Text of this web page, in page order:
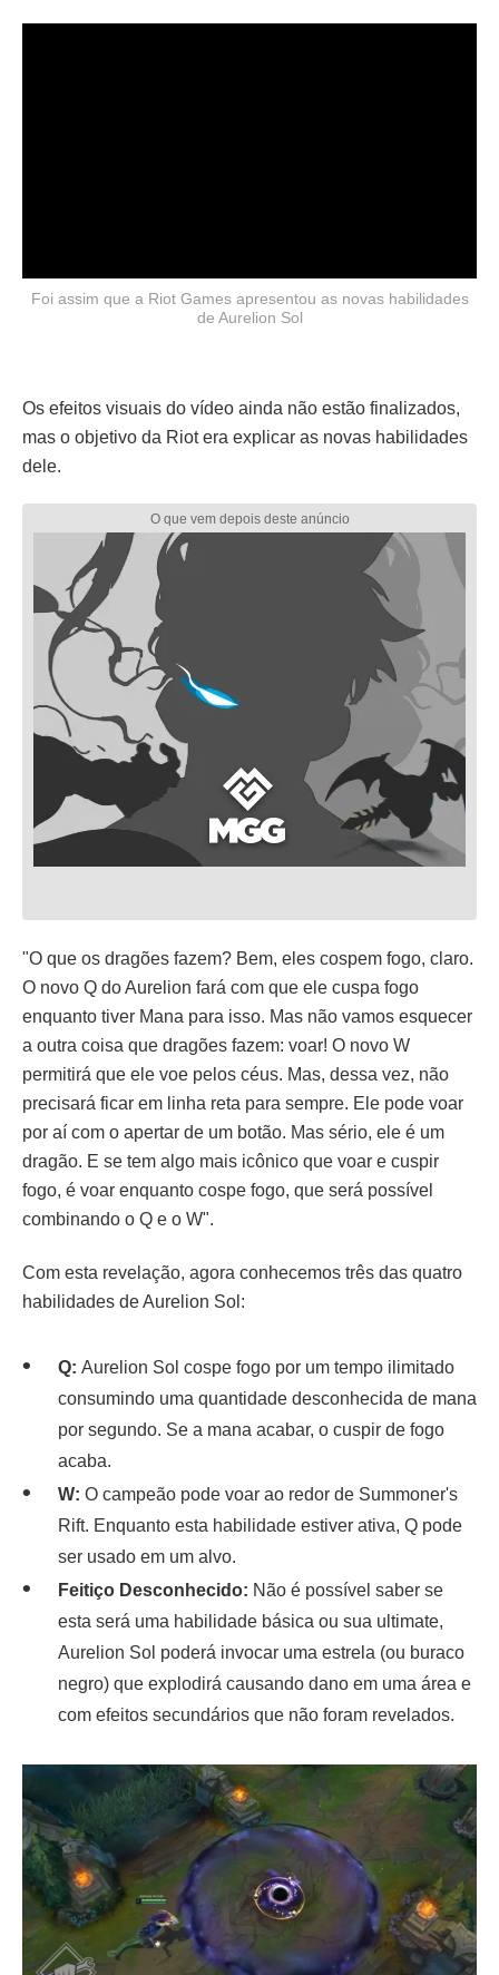
Foi assim que a Riot Games apresentou as novas habilidades
de Aurelion Sol
Os efeitos visuais do vídeo ainda não estão finalizados,
mas o objetivo da Riot era explicar as novas habilidades
dele.
"O que os dragões fazem? Bem, eles cospem fogo, claro.
O novo Q do Aurelion fará com que ele cuspa fogo
enquanto tiver Mana para isso. Mas não vamos esquecer
a outra coisa que dragões fazem: voar! O novo W
permitirá que ele voe pelos céus. Mas, dessa vez, não
precisará ficar em linha reta para sempre. Ele pode voar
por aí com o apertar de um botão. Mas sério, ele é um
dragão. E se tem algo mais icônico que voar e cuspir
fogo, é voar enquanto cospe fogo, que será possível
combinando o Q e o W".
Com esta revelação, agora conhecemos três das quatro
habilidades de Aurelion Sol:
Q: Aurelion Sol cospe fogo por um tempo ilimitado
consumindo uma quantidade desconhecida de mana
por segundo. Se a mana acabar, o cuspir de fogo
acaba.
W: O campeão pode voar ao redor de Summoner's
Rift. Enquanto esta habilidade estiver ativa, Q pode
ser usado em um alvo.
Feitiço Desconhecido: Não é possível saber se
esta será uma habilidade básica ou sua ultimate,
Aurelion Sol poderá invocar uma estrela (ou buraco
negro) que explodirá causando dano em uma área e
com efeitos secundários que não foram revelados.